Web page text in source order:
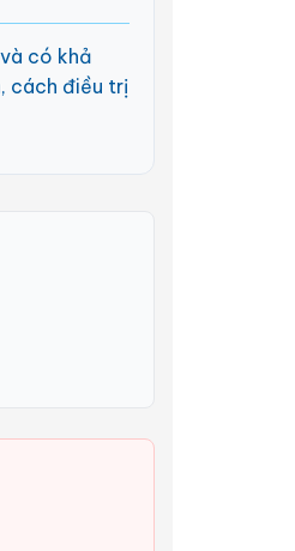
có khả
cách điều trị